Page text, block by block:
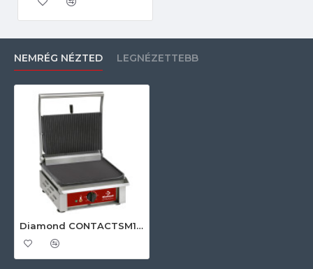
NEMRÉG NÉZTED LEGNÉZETTEBB
Diamond CONTACTSM1/SN Ipari elektromos tűzhely